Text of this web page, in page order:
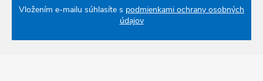
Vložením e-mailu súhlasíte s podmienkami ochrany osobných
údajov